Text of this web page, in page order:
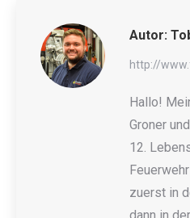
Autor:
http://
Hallo!
Groner
12.
zuerst in